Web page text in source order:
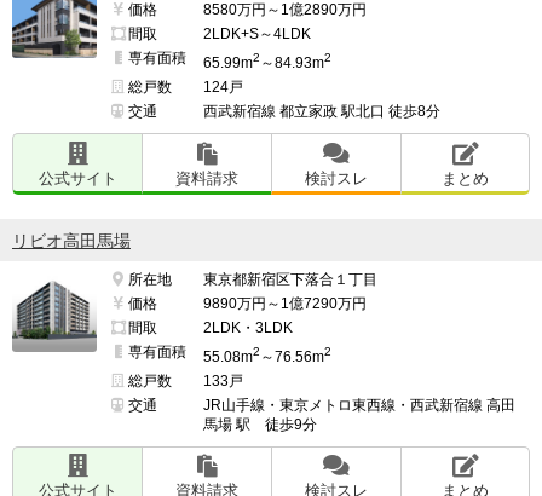
価格
8580万円～1億2890万円
間取
2LDK+S～4LDK
専有面積
65.99m2 ～84.93m2
総戸数
124戸
交通
西武新宿線 都立家政 駅北口 徒歩8分
公式サイト 資料請求 検討スレ まとめ
リビオ高田馬場
所在地
東京都新宿区下落合１丁目
価格
9890万円～1億7290万円
間取
2LDK・3LDK
専有面積
55.08m2 ～76.56m2
総戸数
133戸
交通
JR山手線・東京メトロ東西線・西武新宿線 高田
馬場 駅 徒歩9分
公式サイト 資料請求 検討スレ まとめ